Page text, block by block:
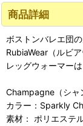
商品詳細
ボストンバレエ団
RubiaWear（ルビ
レッグウォーマー
Champagne（シャ
カラー：Sparkly
素材： ポリエステ